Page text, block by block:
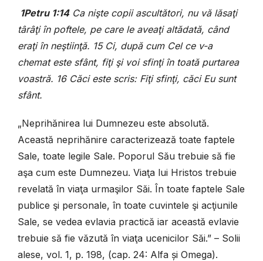
1Petru 1:14Ca nişte copii ascultători, nu vă lăsaţi
târâţi în poftele, pe care le aveaţi altădată, când
eraţi în neştiinţă. 15 Ci, după cum Cel ce v-a
chemat este sfânt, fiţi şi voi sfinţi în toată purtarea
voastră. 16 Căci este scris: Fiţi sfinţi, căci Eu sunt
sfânt.
„Neprihănirea lui Dumnezeu este absolută.
Această neprihănire caracterizează toate faptele
Sale, toate legile Sale. Poporul Său trebuie să fie
aşa cum este Dumnezeu. Viaţa lui Hristos trebuie
revelată în viaţa urmaşilor Săi. În toate faptele Sale
publice şi personale, în toate cuvintele şi acţiunile
Sale, se vedea evlavia practică iar această evlavie
trebuie să fie văzută în viaţa ucenicilor Săi.” – Solii
alese, vol. 1, p. 198, (cap. 24: Alfa și Omega).